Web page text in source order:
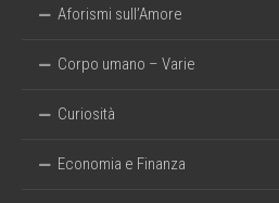
Aforismi sull’Amore
Corpo umano – Varie
Curiosità
Economia e Finanza